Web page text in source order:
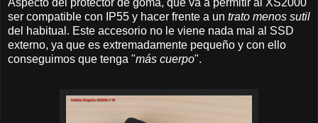
Aspecto del protector de goma, que va a permitir al XS2000
ser compatible con IP55 y hacer frente a un trato menos sutil
del habitual. Este accesorio no le viene nada mal al SSD
externo, ya que es extremadamente pequeño y con ello
conseguimos que tenga "más cuerpo".